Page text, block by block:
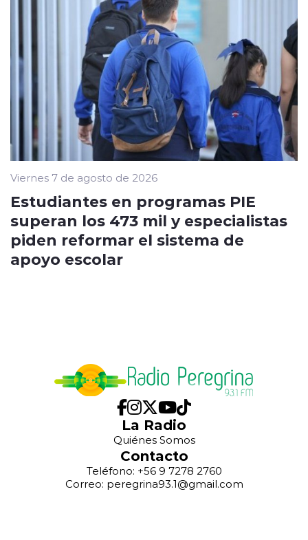
Viernes 7 de agosto de 2026
Estudiantes en programas PIE
superan los 473 mil y especialistas
piden reformar el sistema de
apoyo escolar
La Radio
Quiénes Somos
Contacto
Teléfono: +56 9 7278 2760
Correo: peregrina93.1@gmail.com